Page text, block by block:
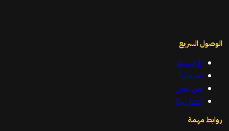
الوصول السريع
الرئيسية
خدماتنا
من نحن
اتصل بنا
روابط مهمة